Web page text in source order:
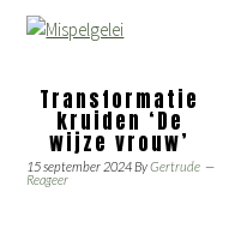
Transformatie
kruiden ‘De
wijze vrouw’
15 september 2024ByGertrude
Reageer